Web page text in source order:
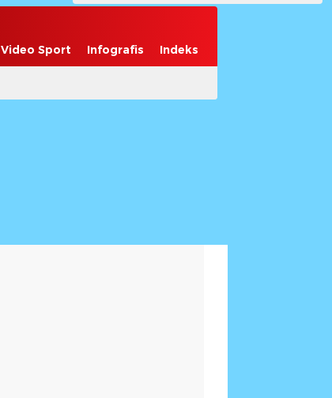
Video Sport Infografis Indeks